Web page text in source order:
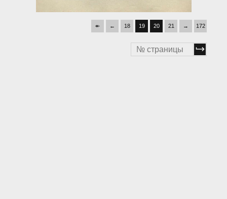
↞ ← 18 19 20 21 → 172